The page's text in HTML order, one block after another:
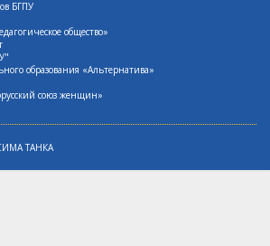
БГПУ
общество»
образования «Альтернатива»
союз женщин»
ТАНКА